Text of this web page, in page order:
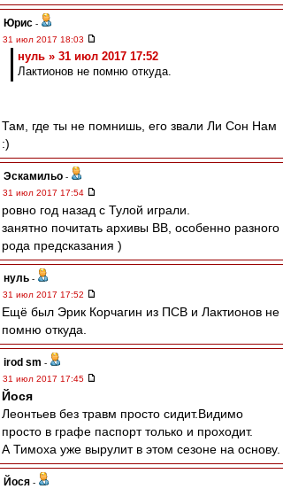
Юрис -
31 июл 2017 18:03
нуль » 31 июл 2017 17:52
Лактионов не помню откуда.
Там, где ты не помнишь, его звали Ли Сон Нам
:)
Эскамильо -
31 июл 2017 17:54
ровно год назад с Тулой играли.
занятно почитать архивы ВВ, особенно разного
рода предсказания )
нуль -
31 июл 2017 17:52
Ещё был Эрик Корчагин из ПСВ и Лактионов не
помню откуда.
irod sm -
31 июл 2017 17:45
Йося
Леонтьев без травм просто сидит.Видимо
просто в графе паспорт только и проходит.
А Тимоха уже вырулит в этом сезоне на основу.
Йося -